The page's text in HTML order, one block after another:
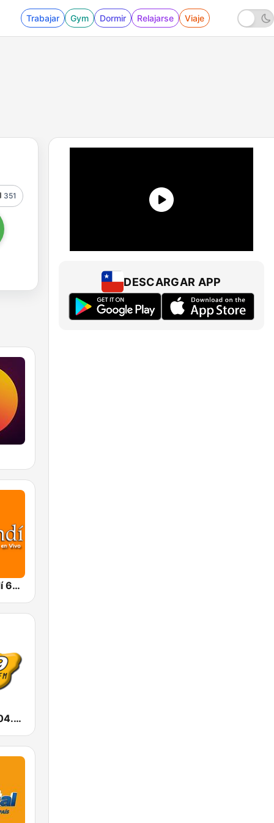
Trabajar Gym Dormir Relajarse Viaje
351
Radio Sarandí 690
Metrópolis 104.9 FM
DESCARGAR APP